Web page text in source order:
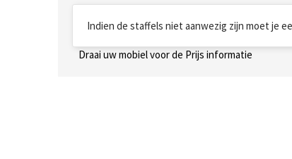
Indien de staffels niet aanwezig zijn moet je
Draai uw mobiel voor de Prijs informatie